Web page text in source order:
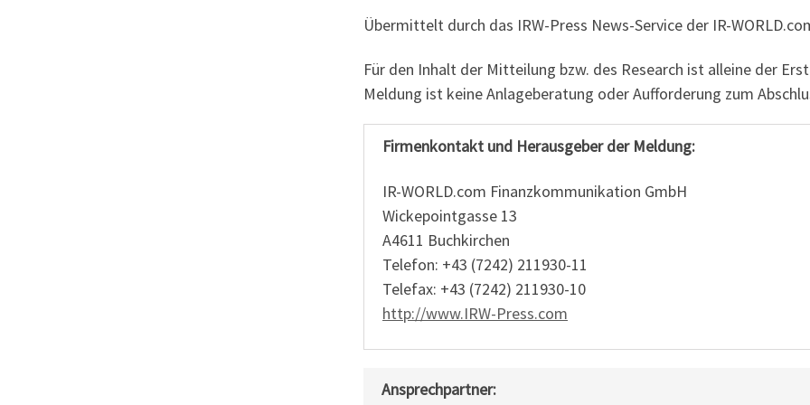
Übermittelt durch das IRW-Press News-Service der IR-
Für den Inhalt der Mitteilung bzw. des Research ist alleine der
Meldung ist keine Anlageberatung oder Aufforderung zum
Firmenkontakt und Herausgeber der Meldung:
IR-WORLD.com Finanzkommunikation GmbH
Wickepointgasse 13
A4611 Buchkirchen
Telefon: +43 (7242) 211930-11
Telefax: +43 (7242) 211930-10
http://www.IRW-Press.com
Ansprechpartner: